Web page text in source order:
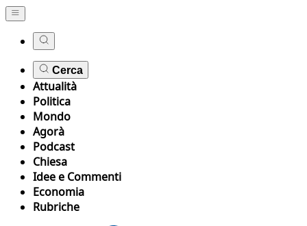
Cerca
Attualità
Politica
Mondo
Agorà
Podcast
Chiesa
Idee e Commenti
Economia
Rubriche